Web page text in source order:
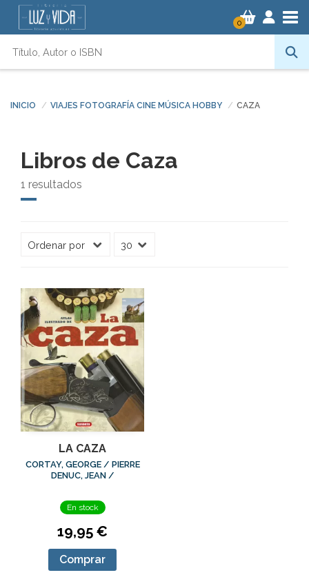
0
INICIO VIAJES FOTOGRAFÍA CINE MÚSICA HOBBY CAZA
Libros de Caza
1 resultados
LA CAZA
CORTAY, GEORGE / PIERRE
DENUC, JEAN /
ROSSIGNOL, CLAUDE
En stock
19,95 €
Comprar